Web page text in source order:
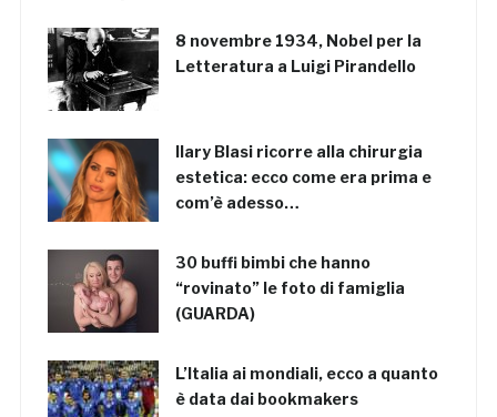
8 novembre 1934, Nobel per la
Letteratura a Luigi Pirandello
Ilary Blasi ricorre alla chirurgia
estetica: ecco come era prima e
com’è adesso…
30 buffi bimbi che hanno
“rovinato” le foto di famiglia
(GUARDA)
L’Italia ai mondiali, ecco a quanto
è data dai bookmakers